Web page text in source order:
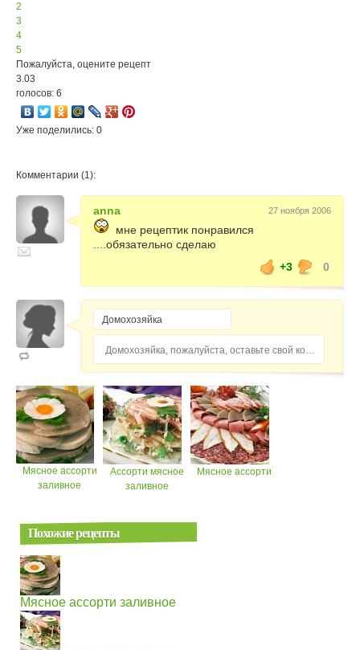
2
3
4
5
Пожалуйста, оцените рецепт
3.03
голосов: 6
Уже поделились: 0
Комментарии (1):
anna 27 ноября 2006
мне рецептик понравился
....обязательно сделаю
+3
0
Домохозяйка, пожалуйста, оставьте свой комментарий...
Мясное ассорти
заливное
Ассорти мясное
заливное
Мясное ассорти
Похожие рецепты
Мясное ассорти заливное